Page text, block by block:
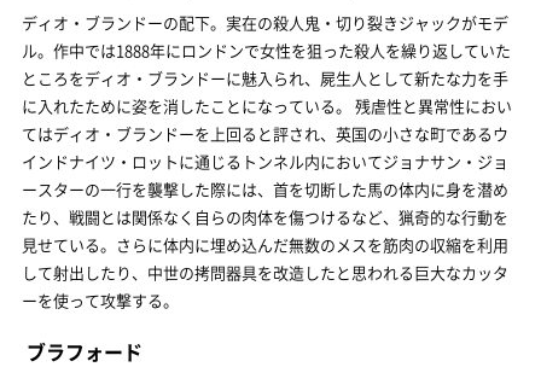
ディオ・ブランドーの配下。実在の殺人鬼・切り裂きジャックがモデ
ル。作中では1888年にロンドンで女性を狙った殺人を繰り返していた
ところをディオ・ブランドーに魅入られ、屍生人として新たな力を手
に入れたために姿を消したことになっている。 残虐性と異常性におい
てはディオ・ブランドーを上回ると評され、英国の小さな町であるウ
インドナイツ・ロットに通じるトンネル内においてジョナサン・ジョ
ースターの一行を襲撃した際には、首を切断した馬の体内に身を潜め
たり、戦闘とは関係なく自らの肉体を傷つけるなど、猟奇的な行動を
見せている。さらに体内に埋め込んだ無数のメスを筋肉の収縮を利用
して射出したり、中世の拷問器具を改造したと思われる巨大なカッタ
ーを使って攻撃する。
ブラフォード